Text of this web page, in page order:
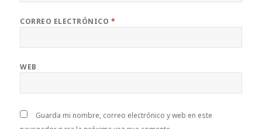
CORREO ELECTRÓNICO *
WEB
Guarda mi nombre, correo electrónico y web en este